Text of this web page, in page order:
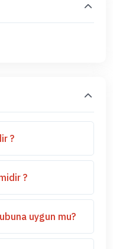
?
?
uygun mu?